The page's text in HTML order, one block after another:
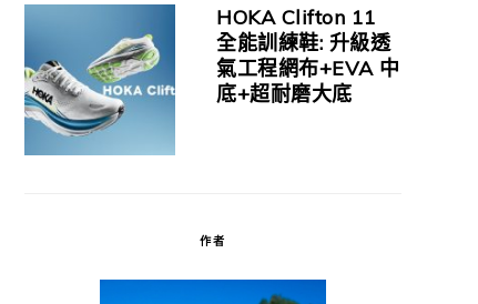
HOKA Clifton 11
全能訓練鞋: 升級透
氣工程網布+EVA 中
底+超耐磨大底
作者